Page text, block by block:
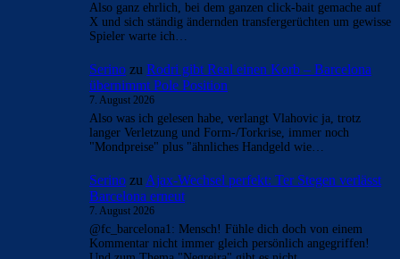
Also ganz ehrlich, bei dem ganzen click-bait gemache auf
X und sich ständig ändernden transfergerüchten um gewisse
Spieler warte ich…
Serino zu Rodri gibt Real einen Korb – Barcelona
übernimmt Pole Position
7. August 2026
Also was ich gelesen habe, verlangt Vlahovic ja, trotz
langer Verletzung und Form-/Torkrise, immer noch
"Mondpreise" plus "ähnliches Handgeld wie…
Serino zu Ajax-Wechsel perfekt: Ter Stegen verlässt
Barcelona erneut
7. August 2026
@fc_barcelona1: Mensch! Fühle dich doch von einem
Kommentar nicht immer gleich persönlich angegriffen!